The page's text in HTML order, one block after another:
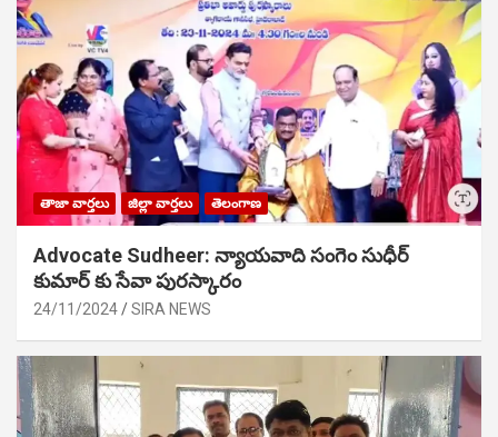
తాజా వార్తలు జిల్లా వార్తలు తెలంగాణ
Advocate Sudheer: న్యాయవాది సంగెం సుధీర్
కుమార్ కు సేవా పురస్కారం
24/11/2024 SIRA NEWS